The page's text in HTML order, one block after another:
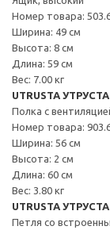
Номер товара:
Ширина: 49 см
Высота: 8 см
Длина: 59 см
Вес: 7.00 кг
UTRUSTA УТРУСТА
Полка с
Номер товара:
Ширина: 56 см
Высота: 2 см
Длина: 60 см
Вес: 3.80 кг
UTRUSTA УТРУСТА
Петля со